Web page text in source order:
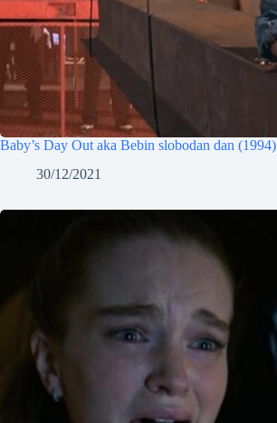
Baby’s Day Out aka Bebin slobodan dan (1994)
30/12/2021